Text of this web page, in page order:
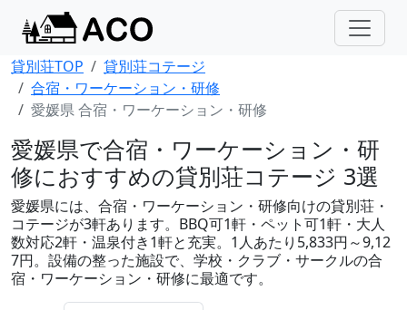
貸別荘TOP
貸別荘コテージ
合宿・ワーケーション・研修
愛媛県 合宿・ワーケーション・研修
愛媛県で合宿・ワーケーション・研
修におすすめの貸別荘コテージ 3選
愛媛県には、合宿・ワーケーション・研修向けの貸別荘・
コテージが3軒あります。BBQ可1軒・ペット可1軒・大人
数対応2軒・温泉付き1軒と充実。1人あたり5,833円～9,12
7円。設備の整った施設で、学校・クラブ・サークルの合
宿・ワーケーション・研修に最適です。